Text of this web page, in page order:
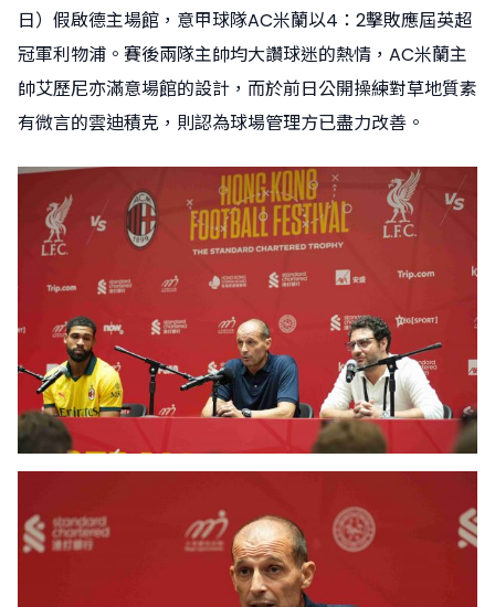
日）假啟德主場館，意甲球隊AC米蘭以4：2擊敗應屆英超
冠軍利物浦。賽後兩隊主帥均大讚球迷的熱情，AC米蘭主
帥艾歷尼亦滿意場館的設計，而於前日公開操練對草地質素
有微言的雲迪積克，則認為球場管理方已盡力改善。